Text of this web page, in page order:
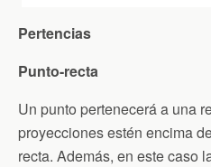
Pertencias
Punto-recta
Un punto pertenecerá a una
proyecciones estén encima
recta. Además, en este caso